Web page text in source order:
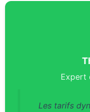
Expert
Les tarifs